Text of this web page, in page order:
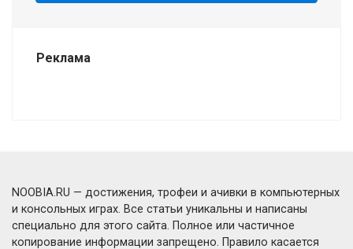
Реклама
NOOBIA.RU — достижения, трофеи и ачивки в компьютерных
и консольных играх. Все статьи уникальны и написаны
специально для этого сайта. Полное или частичное
копирование информации запрещено. Правило касается